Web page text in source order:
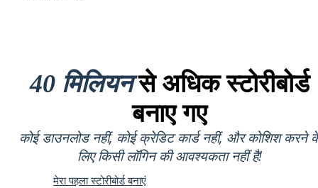
40 मिलियनसे अधिक स्टोरीबोर्ड
बनाए गए
कोई डाउनलोड नहीं, कोई क्रेडिट कार्ड नहीं, और कोशिश करने
लिए किसी लॉगिन की आवश्यकता नहीं है!
मेरा पहला स्टोरीबोर्ड बनाएं